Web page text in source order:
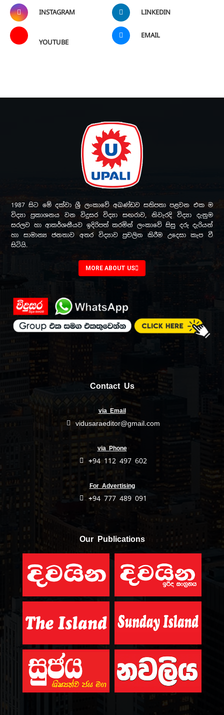
INSTAGRAM LINKEDIN
YOUTUBE
EMAIL
1987 සිට මේ දක්වා ශ්‍රී ලංකාවේ අඛණ්ඩව සතිපතා පළවන එක ම
විද්‍යා ප්‍රකාශනය වන විදුසර විද්‍යා සඟරාව, නිවැරදි විද්‍යා දැනුම
සරලව හා ආකර්ශනීයව ඉදිරිපත් කරමින් ලංකාවේ සිසු දරු දැරියන්
හා සාමාන්‍ය ජනතාව අතර විද්‍යාව ප්‍රචලිත කිරීම උදෙසා කැප වී
සිටියි.
MORE ABOUT US
Contact Us
via Email
vidusaraeditor@gmail.com
via Phone
+94 112 497 602
For Advertising
+94 777 489 091
Our Publications